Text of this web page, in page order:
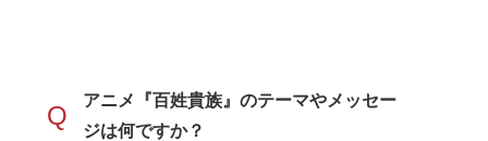
Q
アニメ『百姓貴族』のテーマやメッセー
ジは何ですか？